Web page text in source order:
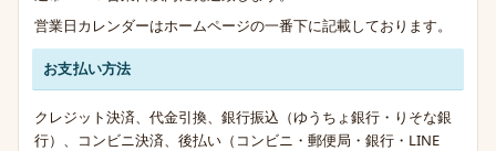
営業日カレンダーはホームページの一番下に記載しております。
お支払い方法
クレジット決済、代金引換、銀行振込（ゆうちょ銀行・りそな銀
行）、コンビニ決済、後払い（コンビニ・郵便局・銀行・LINE